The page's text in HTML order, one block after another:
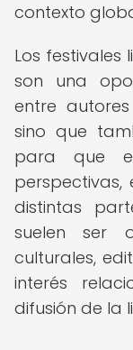
contexto
Los festivales
son una
entre
sino que
para que
perspectivas,
distintas
suelen ser
culturales,
interés
difusión de la